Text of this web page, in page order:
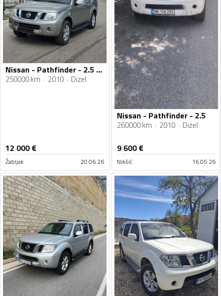
Nissan - Pathfinder - 2.5 dci
250000 km 2010 Dizel
12 000€
Žabljak 20.06.26
Nissan - Pathfinder - 2.5
260000 km 2010 Dizel
9 600€
Nikšić 16.05.26